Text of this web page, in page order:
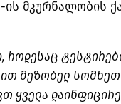
ის
როდესაც
მეზობელ
ყველა